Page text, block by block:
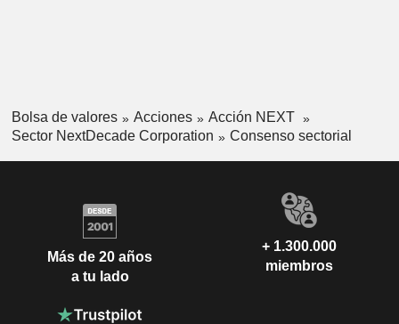
Bolsa de valores Acciones
Acción NEXT
Sector NextDecade Corporation
Consenso sectorial
Más de 20 años
a tu lado
+ 1.300.000
miembros